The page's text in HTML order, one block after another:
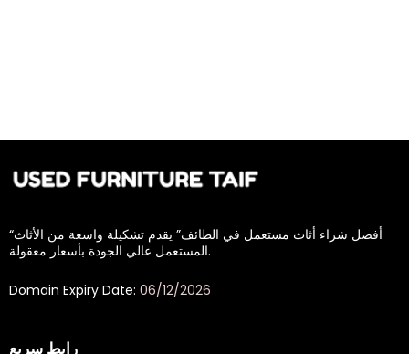
“أفضل شراء أثاث مستعمل في الطائف” يقدم تشكيلة واسعة من الأثاث
المستعمل عالي الجودة بأسعار معقولة.
Domain Expiry Date: 06/12/2026
رابط سريع